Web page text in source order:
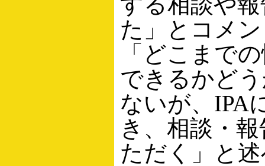
た」とコメ
「どこまで
できるかど
ないが、IPA
き、相談・
ただく」と